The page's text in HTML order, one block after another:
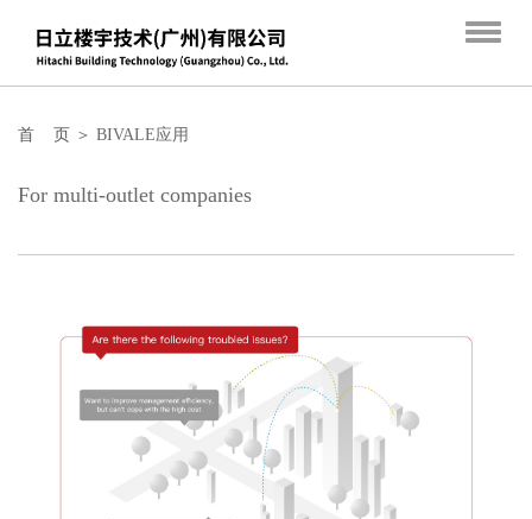
首 页 ＞ BIVALE应用
For multi-outlet companies